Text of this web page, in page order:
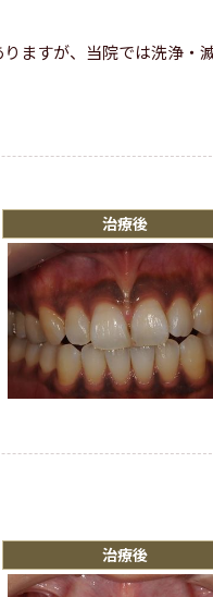
ますが、当院では洗浄・
治療後
治療後